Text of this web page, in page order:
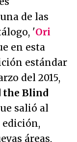
de las
'Ori
en esta
estándar
del 2015,
the Blind
salió al
edición,
áreas,